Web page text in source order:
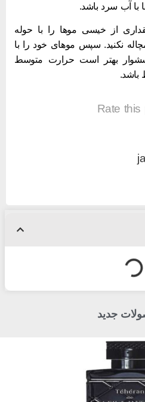
آب سرد باشد.
از خیسی موها را با حوله
نکنید. سپس موهای خود را با
بهتر است حرارت متوسط
Rate
جدید